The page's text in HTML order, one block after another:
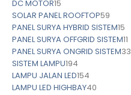
DC MOTOR15
SOLAR PANEL ROOFTOP59
PANEL SURYA HYBRID SISTEM15
PANEL SURYA OFFGRID SISTEM11
PANEL SURYA ONGRID SISTEM33
SISTEM LAMPU194
LAMPU JALAN LED154
LAMPU LED HIGHBAY40